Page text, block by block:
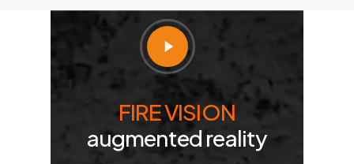
Play
Video
FIRE VISION
augmented reality